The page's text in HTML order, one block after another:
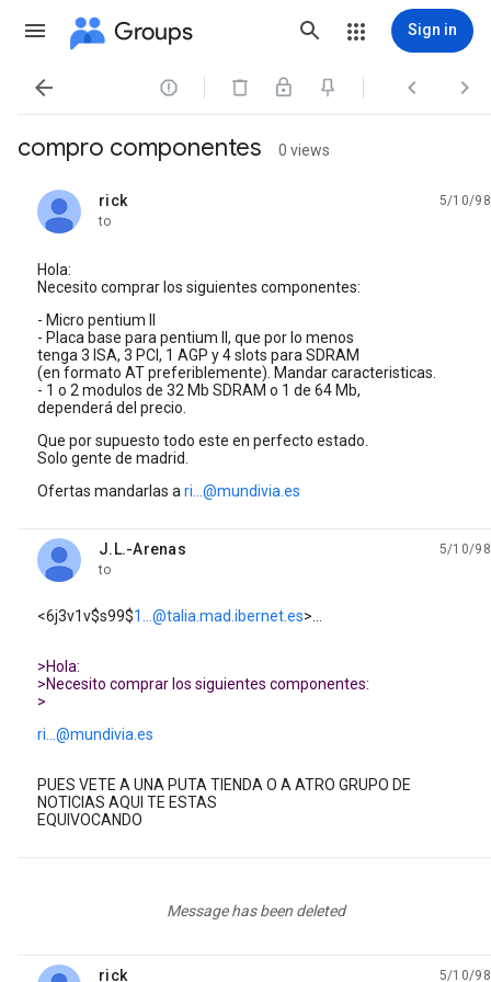
Groups Sign in
   
compro componentes 0 views
rick
unread,
5/10/98
to
Hola:
Necesito comprar los siguientes componentes:
- Micro pentium II
- Placa base para pentium II, que por lo menos
tenga 3 ISA, 3 PCI, 1 AGP y 4 slots para SDRAM
(en formato AT preferiblemente). Mandar caracteristicas.
- 1 o 2 modulos de 32 Mb SDRAM o 1 de 64 Mb,
dependerá del precio.
Que por supuesto todo este en perfecto estado.
Solo gente de madrid.
Ofertas mandarlas a ri...@mundivia.es
J.L.-Arenas
unread,
5/10/98
to
<6j3v1v$s99$1...@talia.mad.ibernet.es>...
>Hola:
>Necesito comprar los siguientes componentes:
>
ri...@mundivia.es
PUES VETE A UNA PUTA TIENDA O A ATRO GRUPO DE
NOTICIAS AQUI TE ESTAS
EQUIVOCANDO
Message has been deleted
rick 5/10/98